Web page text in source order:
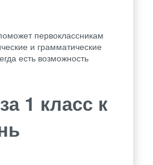
первоклассникам
и грамматические
есть возможность
1 класс к